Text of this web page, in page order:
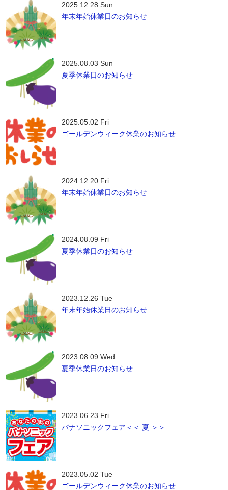
2025.12.28 Sun
年末年始休業日のお知らせ
2025.08.03 Sun
夏季休業日のお知らせ
2025.05.02 Fri
ゴールデンウィーク休業のお知らせ
2024.12.20 Fri
年末年始休業日のお知らせ
2024.08.09 Fri
夏季休業日のお知らせ
2023.12.26 Tue
年末年始休業日のお知らせ
2023.08.09 Wed
夏季休業日のお知らせ
2023.06.23 Fri
パナソニックフェア＜＜ 夏 ＞＞
2023.05.02 Tue
ゴールデンウィーク休業のお知らせ